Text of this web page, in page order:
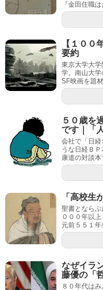
『金田住職
【１００
要約
東京大学大
学。南山大学
SF映画を題
５０歳を
です｜「
会社で「日
うな日経Ｂ
康道の対談本
「高校生
聖書となら
０００年以
元前５５１年
なぜイラ
藤優の「
８０年代は